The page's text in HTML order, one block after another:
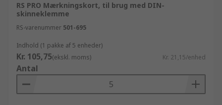
RS PRO Mærkningskort, til brug med DIN-
skinneklemme
RS-varenummer 501-695
Indhold (1 pakke af 5 enheder)
Kr. 105,75(ekskl. moms) Kr. 21,15/enhed
Antal